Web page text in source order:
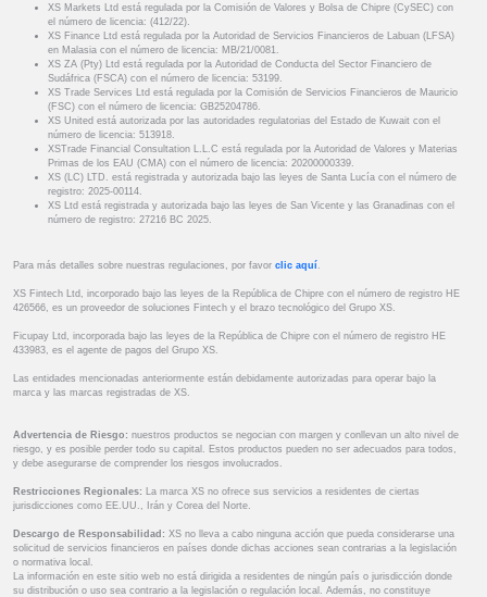
XS Markets Ltd está regulada por la Comisión de Valores y Bolsa de Chipre (CySEC) con
el número de licencia: (412/22).
XS Finance Ltd está regulada por la Autoridad de Servicios Financieros de Labuan (LFSA)
en Malasia con el número de licencia: MB/21/0081.
XS ZA (Pty) Ltd está regulada por la Autoridad de Conducta del Sector Financiero de
Sudáfrica (FSCA) con el número de licencia: 53199.
XS Trade Services Ltd está regulada por la Comisión de Servicios Financieros de Mauricio
(FSC) con el número de licencia: GB25204786.
XS United está autorizada por las autoridades regulatorias del Estado de Kuwait con el
número de licencia: 513918.
XSTrade Financial Consultation L.L.C está regulada por la Autoridad de Valores y Materias
Primas de los EAU (CMA) con el número de licencia: 20200000339.
XS (LC) LTD. está registrada y autorizada bajo las leyes de Santa Lucía con el número de
registro: 2025-00114.
XS Ltd está registrada y autorizada bajo las leyes de San Vicente y las Granadinas con el
número de registro: 27216 BC 2025.
Para más detalles sobre nuestras regulaciones, por favor clic aquí
XS Fintech Ltd, incorporado bajo las leyes de la República de Chipre con el número de registro HE
426566, es un proveedor de soluciones Fintech y el brazo tecnológico del Grupo XS.
Ficupay Ltd, incorporada bajo las leyes de la República de Chipre con el número de registro HE
433983, es el agente de pagos del Grupo XS.
Las entidades mencionadas anteriormente están debidamente autorizadas para operar bajo la
marca y las marcas registradas de XS.
Advertencia de Riesgo: nuestros productos se negocian con margen y conllevan un alto nivel de
riesgo, y es posible perder todo su capital. Estos productos pueden no ser adecuados para todos,
y debe asegurarse de comprender los riesgos involucrados.
Restricciones Regionales: La marca XS no ofrece sus servicios a residentes de ciertas
jurisdicciones como EE.UU., Irán y Corea del Norte.
Descargo de Responsabilidad: XS no lleva a cabo ninguna acción que pueda considerarse una
solicitud de servicios financieros en países donde dichas acciones sean contrarias a la legislación
o normativa local.
La información en este sitio web no está dirigida a residentes de ningún país o jurisdicción donde
su distribución o uso sea contrario a la legislación o regulación local. Además, no constituye